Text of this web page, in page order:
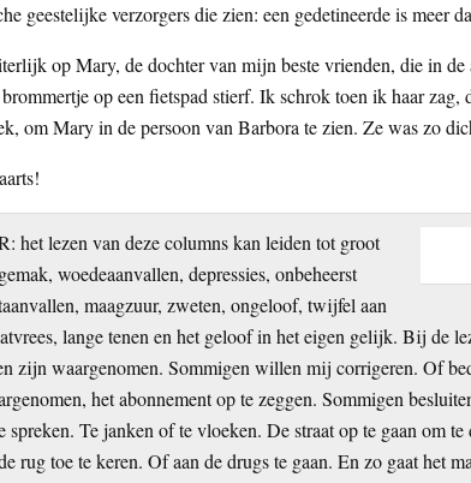
geestelijke verzorgers die zien: een gedetineerde is meer
op Mary, de dochter van mijn beste vrienden, die in de
op een fietspad stierf. Ik schrok toen ik haar
om Mary in de persoon van Barbora te zien. Ze was zo
het lezen van deze columns kan leiden tot groot
woedeaanvallen, depressies, onbeheerst
maagzuur, zweten, ongeloof, twijfel aan
lange tenen en het geloof in het eigen gelijk. Bij de
zijn waargenomen. Sommigen willen mij corrigeren. Of
het abonnement op te zeggen. Sommigen
spreken. Te janken of te vloeken. De straat op te gaan om
rug toe te keren. Of aan de drugs te gaan. En zo gaat het